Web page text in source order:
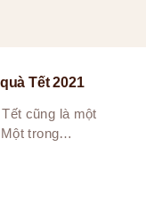
Tết 2021
cũng là một
trong…